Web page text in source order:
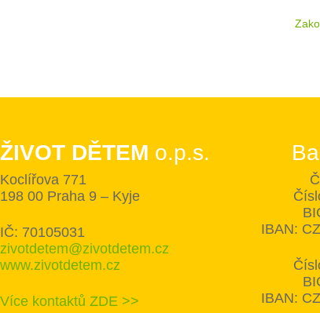
ŽIVOT DĚTEM o.p.s.
Koclířova 771
198 00 Praha 9 – Kyje
IČ: 70105031
zivotdetem@zivotdetem.cz
www.zivotdetem.cz
Více kontaktů ZDE >>
IBAN:
IBAN: